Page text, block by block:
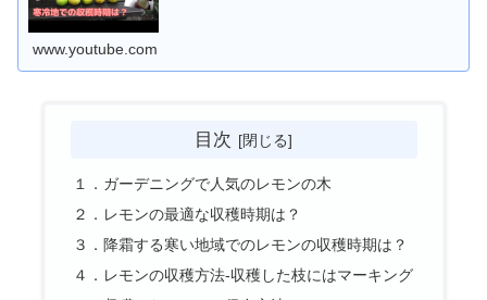
www.youtube.com
目次
１．ガーデニングで人気のレモンの木
２．レモンの最適な収穫時期は？
３．降霜する寒い地域でのレモンの収穫時期は？
４．レモンの収穫方法-収穫した枝にはマーキング